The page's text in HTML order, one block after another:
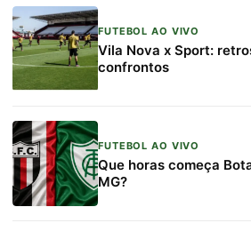
FUTEBOL AO VIVO
Vila Nova x Sport:
confrontos
FUTEBOL AO VIVO
Que horas começa
MG?